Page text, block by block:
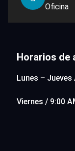
Oficina
Horarios de
Lunes – Jueves
Viernes / 9:00